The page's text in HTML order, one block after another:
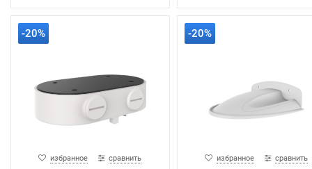
-20%
избранное сравнить
-20%
избранное сравнить